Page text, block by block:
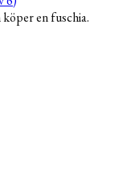
en fuschia.